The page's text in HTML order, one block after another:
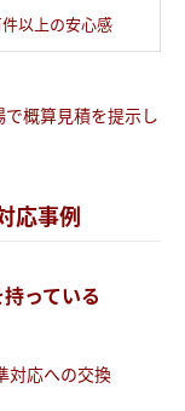
以上の安心感
概算見積を提示し
応事例
っている
対応への交換